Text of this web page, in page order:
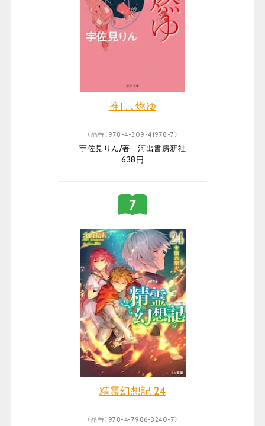
推し、燃ゆ
（品番：978-4-309-41978-7）
宇佐見りん/著 河出書房新社
638円
精霊幻想記 24
（品番：978-4-7986-3240-7）